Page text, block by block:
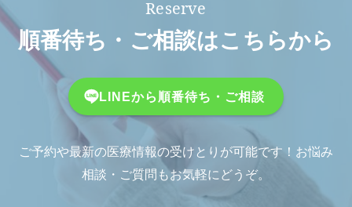
順番待ち・ご相談はこちらから
LINEから順番待ち・ご相談
ご予約や最新の医療情報の受けとりが可能です！お悩み
相談・ご質問もお気軽にどうぞ。